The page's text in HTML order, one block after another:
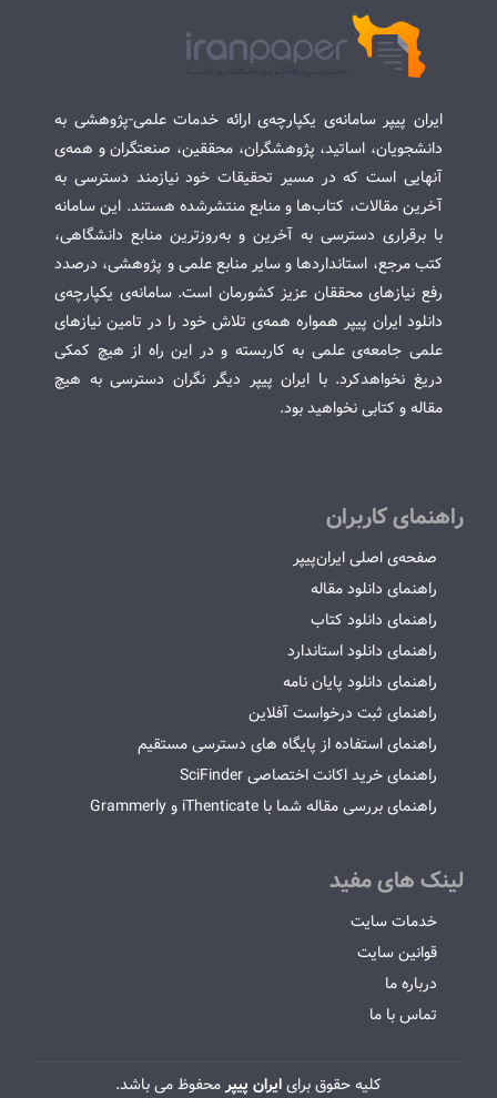
ایران پیپر سامانه‌ی یکپارچه‌ی ارائه خدمات علمی-پژوهشی به
دانشجویان، اساتید، پژوهشگران، محققین، صنعتگران و همه‌ی
آنهایی است که در مسیر تحقیقات خود نیازمند دسترسی به
آخرین مقالات، کتاب‌ها و منابع منتشرشده هستند. این سامانه
با برقراری دسترسی به آخرین و به‌روزترین منابع دانشگاهی،
کتب مرجع، استانداردها و سایر منابع علمی و پژوهشی، درصدد
رفع نیازهای محققان عزیز کشورمان است. سامانه‌ی یکپارچه‌ی
دانلود ایران پیپر همواره همه‌ی تلاش خود را در تامین نیازهای
علمی جامعه‌ی علمی به کاربسته و در این راه از هیچ کمکی
دریغ نخواهدکرد. با ایران پیپر دیگر نگران دسترسی به هیچ
مقاله و کتابی نخواهید بود.
راهنمای کاربران
صفحه‌ی اصلی ایران‌پیپر
راهنمای دانلود مقاله
راهنمای دانلود کتاب
راهنمای دانلود استاندارد
راهنمای دانلود پایان نامه
راهنمای ثبت درخواست آفلاین
راهنمای استفاده از پایگاه های دسترسی مستقیم
راهنمای خرید اکانت اختصاصی SciFinder
راهنمای بررسی مقاله شما با iThenticate و Grammerly
لینک های مفید
خدمات سایت
قوانین سایت
درباره ما
تماس با ما
کلیه حقوق برایایران پیپرمحفوظ می باشد.